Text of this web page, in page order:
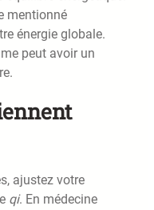
mentionné
énergie globale.
peut avoir un
ajustez votre
qi. En médecine